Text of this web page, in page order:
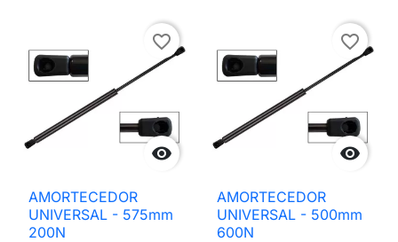

favorite_border
AMORTECEDOR
UNIVERSAL - 575mm
200N

favorite_border
AMORTECEDOR
UNIVERSAL - 500mm
600N